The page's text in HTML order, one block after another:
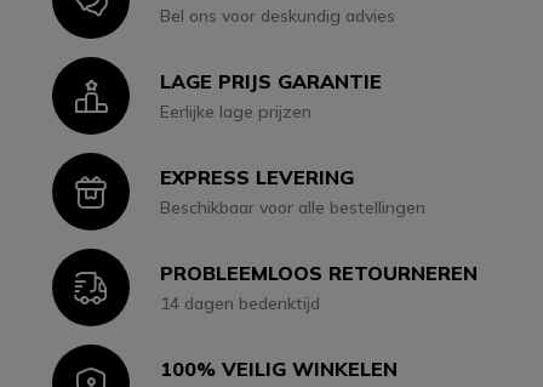
Bel ons voor deskundig advies
IconLAGE PRIJS GARANTIE
Eerlijke lage prijzen
IconEXPRESS LEVERING
Beschikbaar voor alle bestellingen
IconPROBLEEMLOOS RETOURNEREN
14 dagen bedenktijd
100% VEILIG WINKELEN